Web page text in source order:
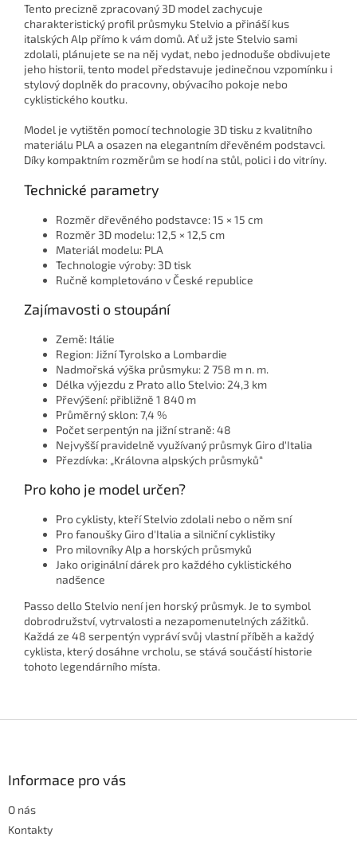
Tento precizně zpracovaný 3D model zachycuje
charakteristický profil průsmyku Stelvio a přináší kus
italských Alp přímo k vám domů. Ať už jste Stelvio sami
zdolali, plánujete se na něj vydat, nebo jednoduše obdivujete
jeho historii, tento model představuje jedinečnou vzpomínku i
stylový doplněk do pracovny, obývacího pokoje nebo
cyklistického koutku.
Model je vytištěn pomocí technologie 3D tisku z kvalitního
materiálu PLA a osazen na elegantním dřevěném podstavci.
Díky kompaktním rozměrům se hodí na stůl, polici i do vitríny.
Technické parametry
Rozměr dřevěného podstavce: 15 × 15 cm
Rozměr 3D modelu: 12,5 × 12,5 cm
Materiál modelu: PLA
Technologie výroby: 3D tisk
Ručně kompletováno v České republice
Zajímavosti o stoupání
Země: Itálie
Region: Jižní Tyrolsko a Lombardie
Nadmořská výška průsmyku: 2 758 m n. m.
Délka výjezdu z Prato allo Stelvio: 24,3 km
Převýšení: přibližně 1 840 m
Průměrný sklon: 7,4 %
Počet serpentýn na jižní straně: 48
Nejvyšší pravidelně využívaný průsmyk Giro d'Italia
Přezdívka: „Královna alpských průsmyků“
Pro koho je model určen?
Pro cyklisty, kteří Stelvio zdolali nebo o něm sní
Pro fanoušky Giro d'Italia a silniční cyklistiky
Pro milovníky Alp a horských průsmyků
Jako originální dárek pro každého cyklistického
nadšence
Passo dello Stelvio není jen horský průsmyk. Je to symbol
dobrodružství, vytrvalosti a nezapomenutelných zážitků.
Každá ze 48 serpentýn vypráví svůj vlastní příběh a každý
cyklista, který dosáhne vrcholu, se stává součástí historie
tohoto legendárního místa.
Informace pro vás
O nás
Kontakty